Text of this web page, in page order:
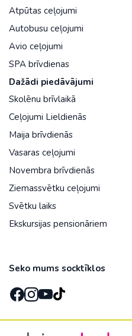
Atpūtas ceļojumi
Autobusu ceļojumi
Avio ceļojumi
SPA brīvdienas
Dažādi piedāvājumi
Skolēnu brīvlaikā
Ceļojumi Lieldienās
Maija brīvdienās
Vasaras ceļojumi
Novembra brīvdienās
Ziemassvētku ceļojumi
Svētku laiks
Ekskursijas pensionāriem
Seko mums socktīklos